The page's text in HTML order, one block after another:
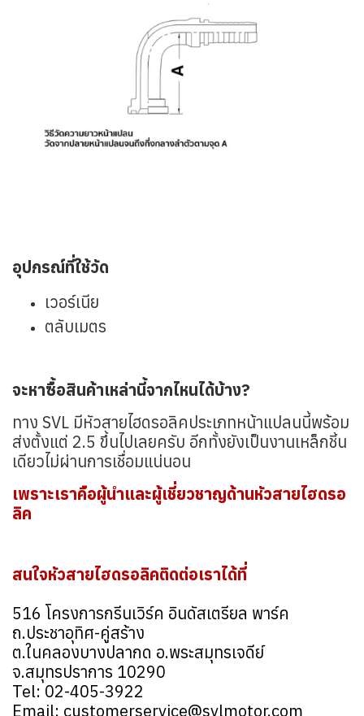
อุปกรณ์ที่ใช้วัด
เวอร์เนีย
ตลับเมตร
จะหาซื้อสินค้าเหล่านี้จากไหนได้บ้าง?
ทาง SVL มีหัวสายไฮดรอลิคประเภทหน้าแปลนนี้พร้อม
ส่งตั้งแต่ 2.5 ขึ้นไปเลยครับ อีกทั้งยังเป็นงานเหล็กชิ้น
เดียวไม่ผ่านการเชื่อมแน่นอน
เพราะเราคือผู้นำและผู้เชี่ยวชาญด้านหัวสายไฮดรอ
ลิค
สนใจหัวสายไฮดรอลิคติดต่อเราได้ที่
516 โครงการกรีนเวิร์ค อินดัสเตรียล พาร์ค
ถ.ประชาอุทิศ-คู่สร้าง
ต.ในคลองบางปลากด อ.พระสมุทรเจดีย์
จ.สมุทรปราการ 10290
Tel: 02-405-3922
Email: customerservice@svlmotor.com